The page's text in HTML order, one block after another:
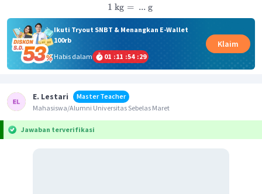
1 kg = ... g
Ikuti Tryout SNBT & Menangkan E-Wallet
100rb
Habis dalam
01 :11 :54 :29
Klaim
E. Lestari
Master Teacher
Mahasiswa/Alumni Universitas Sebelas Maret
Jawaban terverifikasi